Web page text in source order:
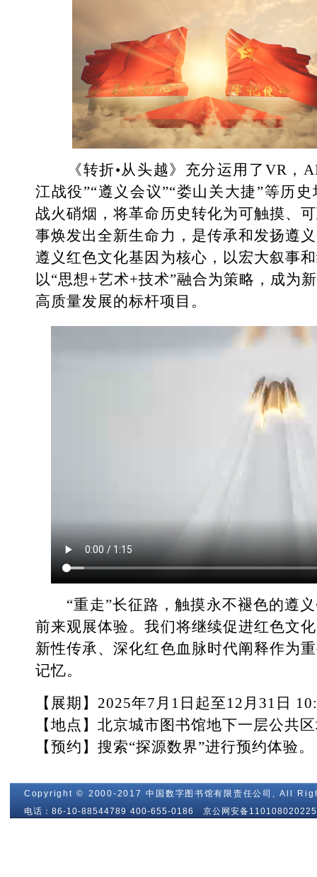
《转折•从头越》充分运用了VR，
江战役”“遵义会议”“娄山关大捷”等历
战火硝烟，将革命历史转化为可触摸、
事焕发出全新生命力，是传承和发扬遵
遵义红色文化基因为核心，以宏大叙事
以“思想+艺术+技术”融合为策略，成为
高质量发展的标杆项目。
“重走”长征路，触摸永不褪色的遵义
前来观展体验。我们将继续促进红色文
新性传承、深化红色血脉时代阐释作为
记忆。
【展期】2025年7月1日起至12月31日
【地点】北京城市图书馆地下一层公共
【预约】搜索“探源数界”进行预约体验。
Copyright © 2000-2017 中国数字图书馆有限责任公司, All
电话：86-10-88544789 400-655-0186 京公网安备